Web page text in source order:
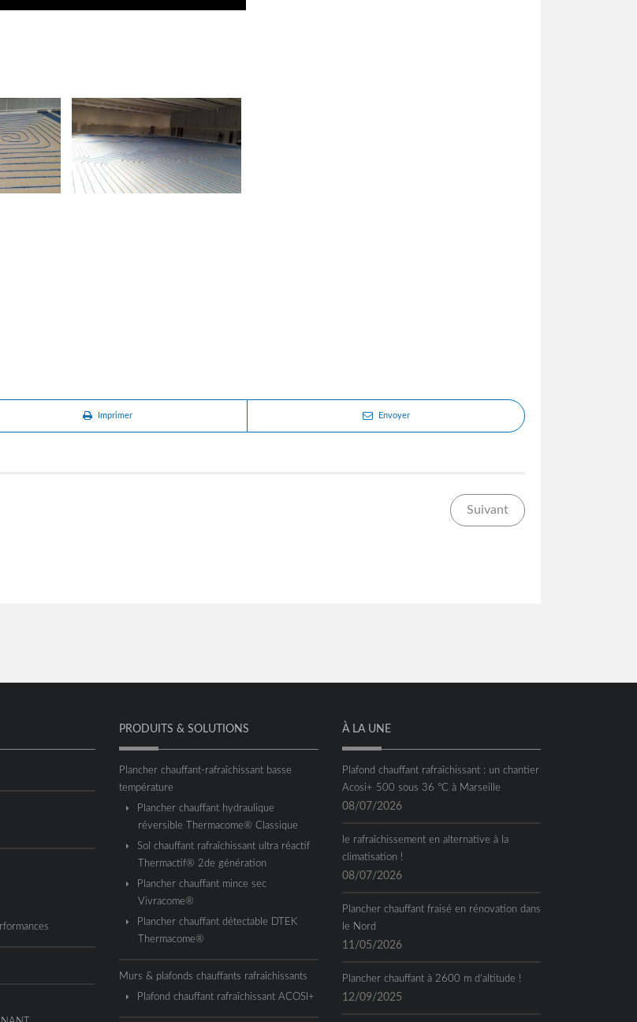
Imprimer Envoyer
Suivant
PRODUITS & SOLUTIONS
Plancher chauffant-rafraîchissant basse
température
Plancher chauffant hydraulique
réversible Thermacome® Classique
Sol chauffant rafraîchissant ultra réactif
Thermactif® 2de génération
Plancher chauffant mince sec
Vivracome®
Plancher chauffant détectable DTEK
Thermacome®
Murs & plafonds chauffants rafraîchissants
Plafond chauffant rafraîchissant ACOSI+
À LA UNE
Plafond chauffant rafraîchissant : un chantier
Acosi+ 500 sous 36 °C à Marseille
08/07/2026
le rafraîchissement en alternative à la
climatisation !
08/07/2026
Plancher chauffant fraisé en rénovation dans
le Nord
11/05/2026
Plancher chauffant à 2600 m d’altitude !
12/09/2025